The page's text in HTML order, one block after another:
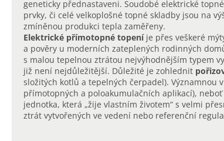
geneticky přednastaveni. Soudobé elektrické topné
prvky, či celé velkoplošné topné skladby jsou na
zmíněnou produkci tepla zaměřeny.
Elektrické přímotopné topeníje přes veškeré
a pověry u moderních zateplených rodinných
s malou tepelnou ztrátou nejvýhodnějším typem
již není nejdůležitější. Důležité je zohlednit
složitých kotlů a tepelných čerpadel).
přímotopných a poloakumulačních aplikací),
jednotka, která „žije vlastním životem“ s velmi
ztrát vytvořených ve vedení nebo referenční